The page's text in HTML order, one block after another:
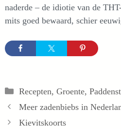
naderde – de idiotie van de
mits goed bewaard, schier
Categorieën
Recepten, Groente,
Meer zadenbiebs in
Kievitskoorts